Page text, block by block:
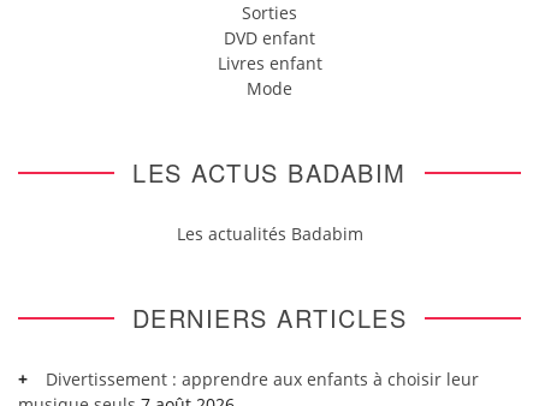
Sorties
DVD enfant
Livres enfant
Mode
LES ACTUS BADABIM
Les actualités Badabim
DERNIERS ARTICLES
Divertissement : apprendre aux enfants à choisir leur